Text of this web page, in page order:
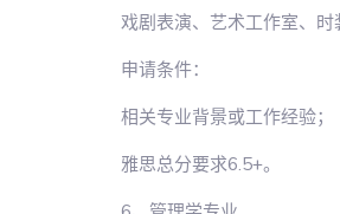
戏剧表演、艺术工作室、时
申请条件：
相关专业背景或工作经验；
雅思总分要求6.5+。